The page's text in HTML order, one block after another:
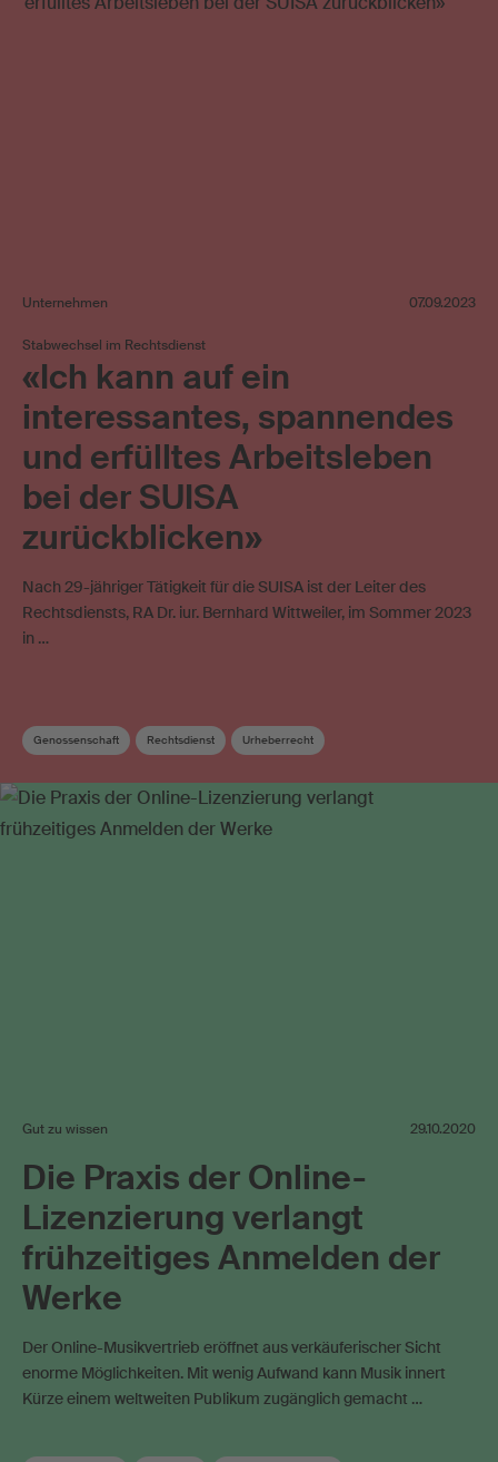
Unternehmen 07.09.2023
Stabwechsel im Rechtsdienst
«Ich kann auf ein
interessantes, spannendes
und erfülltes Arbeitsleben
bei der SUISA
zurückblicken»
Nach 29-jähriger Tätigkeit für die SUISA ist der Leiter des
Rechtsdiensts, RA Dr. iur. Bernhard Wittweiler, im Sommer 2023
in …
Genossenschaft Rechtsdienst Urheberrecht
Gut zu wissen 29.10.2020
Die Praxis der Online-
Lizenzierung verlangt
frühzeitiges Anmelden der
Werke
Der Online-Musikvertrieb eröffnet aus verkäuferischer Sicht
enorme Möglichkeiten. Mit wenig Aufwand kann Musik innert
Kürze einem weltweiten Publikum zugänglich gemacht …